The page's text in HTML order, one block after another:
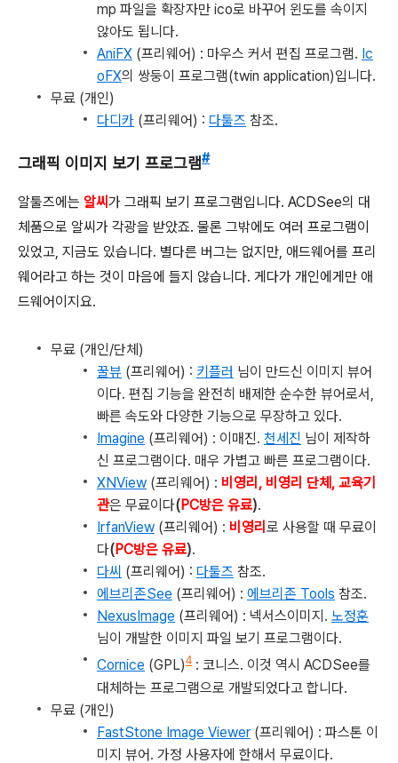
mp 파일을 확장자만 ico로 바꾸어 윈도를 속이지
않아도 됩니다.
AniFX (프리웨어) : 마우스 커서 편집 프로그램. Ic
oFX의 쌍둥이 프로그램(twin application)입니다.
무료 (개인)
다디카 (프리웨어) : 다툴즈 참조.
그래픽 이미지 보기 프로그램#
알툴즈에는 알씨가 그래픽 보기 프로그램입니다. ACDSee의 대
체품으로 알씨가 각광을 받았죠. 물론 그밖에도 여러 프로그램이
있었고, 지금도 있습니다. 별다른 버그는 없지만, 애드웨어를 프리
웨어라고 하는 것이 마음에 들지 않습니다. 게다가 개인에게만 애
드웨어이지요.
무료 (개인/단체)
꿀뷰 (프리웨어) : 키플러 님이 만드신 이미지 뷰어
이다. 편집 기능을 완전히 배제한 순수한 뷰어로서,
빠른 속도와 다양한 기능으로 무장하고 있다.
Imagine (프리웨어) : 이매진. 천세진 님이 제작하
신 프로그램이다. 매우 가볍고 빠른 프로그램이다.
XNView (프리웨어) : 비영리, 비영리 단체, 교육기
관은 무료이다(PC방은 유료).
IrfanView (프리웨어) : 비영리 로 사용할 때 무료이
다(PC방은 유료).
다씨 (프리웨어) : 다툴즈 참조.
에브리존See (프리웨어) : 에브리존 Tools 참조.
NexusImage (프리웨어) : 넥서스이미지. 노정훈
님이 개발한 이미지 파일 보기 프로그램이다.
Cornice (GPL)4 : 코니스. 이것 역시 ACDSee를
대체하는 프로그램으로 개발되었다고 합니다.
무료 (개인)
FastStone Image Viewer (프리웨어) : 파스톤 이
미지 뷰어. 가정 사용자에 한해서 무료이다.